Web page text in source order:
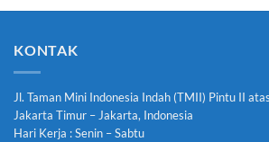
KONTAK
Jl. Taman Mini Indonesia Indah (TMII) Pintu II
Jakarta Timur – Jakarta, Indonesia
Hari Kerja : Senin – Sabtu